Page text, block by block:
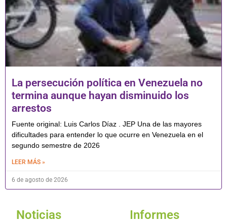
La persecución política en Venezuela no
termina aunque hayan disminuido los
arrestos
Fuente original: Luis Carlos Díaz . JEP Una de las mayores
dificultades para entender lo que ocurre en Venezuela en el
segundo semestre de 2026
LEER MÁS »
6 de agosto de 2026
Noticias Informes